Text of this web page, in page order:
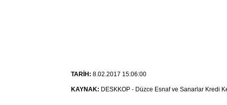
TARİH: 8.02.2017 15:06:00
KAYNAK: DESKKOP - Düzce Esnaf ve Sanarlar Kredi